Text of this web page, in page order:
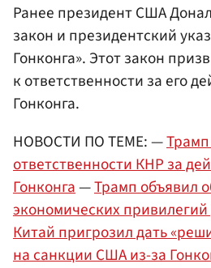
Ранее президент США
закон и президентский
Гонконга». Этот закон
к ответственности за его
Гонконга.
НОВОСТИ ПО ТЕМЕ: —
ответственности КНР за
Гонконга—Трамп объявил
экономических привилегий
Китай пригрозил дать
на санкции США из-за